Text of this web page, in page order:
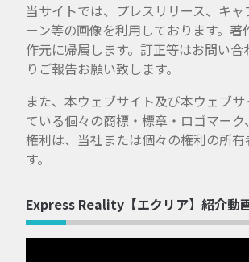
当サイトでは、プレスリリース、キャ
ーン等の画像を利用しております。著
作元に帰属します。訂正等はお問い合
りご報告お願い致します。
また、本ウェブサイト及び本ウェブ
ている個々の商標・標章・ロゴマーク
権利は、当社または個々の権利の所有
す。
Express Reality【エクリア】紹介動